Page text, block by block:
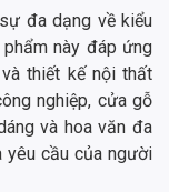
đa dạng về kiểu
này đáp ứng
thiết kế nội thất
nghiệp, cửa gỗ
và hoa văn đa
yêu cầu của người